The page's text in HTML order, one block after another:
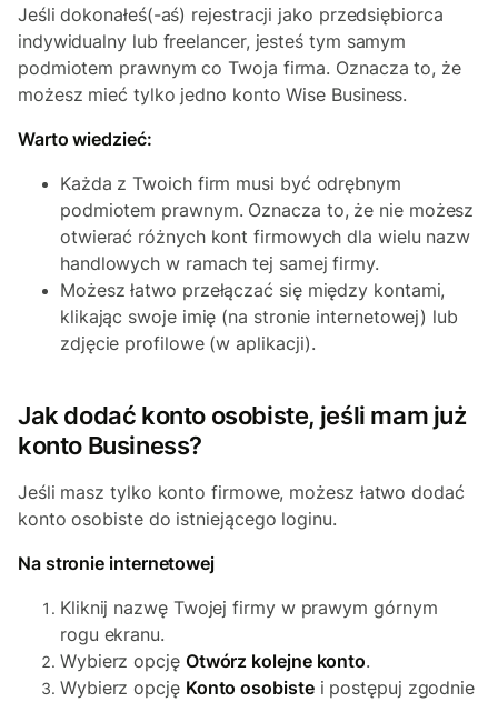
Jeśli dokonałeś(-aś) rejestracji jako przedsiębiorca
indywidualny lub freelancer, jesteś tym samym
podmiotem prawnym co Twoja firma. Oznacza to, że
możesz mieć tylko jedno konto Wise Business.
Warto wiedzieć:
Każda z Twoich firm musi być odrębnym
podmiotem prawnym. Oznacza to, że nie możesz
otwierać różnych kont firmowych dla wielu nazw
handlowych w ramach tej samej firmy.
Możesz łatwo przełączać się między kontami,
klikając swoje imię (na stronie internetowej) lub
zdjęcie profilowe (w aplikacji).
Jak dodać konto osobiste, jeśli mam już
konto Business?
Jeśli masz tylko konto firmowe, możesz łatwo dodać
konto osobiste do istniejącego loginu.
Na stronie internetowej
Kliknij nazwę Twojej firmy w prawym górnym
rogu ekranu.
Wybierz opcję Otwórz kolejne konto.
Wybierz opcję Konto osobistei postępuj zgodnie